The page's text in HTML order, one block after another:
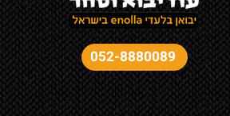
052-8880089